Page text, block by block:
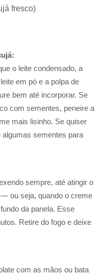
fresco)
o leite condensado, a
em pó e a polpa de
bem até incorporar. Se
com sementes, peneire a
mais lisinho. Se quiser
sementes para
sempre, até atingir o
ou seja, quando o creme
da panela. Esse
Retire do fogo e deixe
com as mãos ou bata